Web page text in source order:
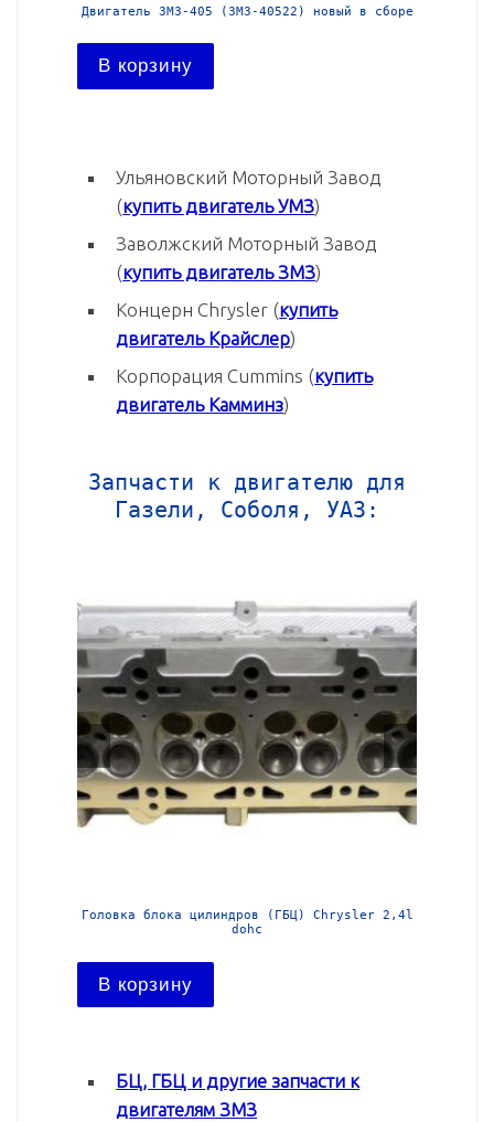
Двигатель ЗМЗ-405 (ЗМЗ-40522) новый в сборе
В корзину
Ульяновский Моторный Завод
(купить двигатель УМЗ)
Заволжский Моторный Завод
(купить двигатель ЗМЗ)
Концерн Chrysler (купить
двигатель Крайслер)
Корпорация Cummins (купить
двигатель Камминз)
Запчасти к двигателю для
Газели, Соболя, УАЗ:
Головка блока цилиндров (ГБЦ) Chrysler 2,4l
dohc
В корзину
БЦ, ГБЦ и другие запчасти к
двигателям ЗМЗ